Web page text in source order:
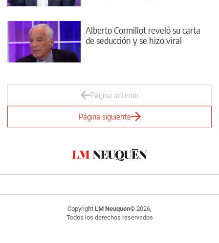
Alberto Cormillot reveló su carta
de seducción y se hizo viral
Página anterior
Página siguiente
Copyright LM Neuquen© 2026,
Todos los derechos reservados